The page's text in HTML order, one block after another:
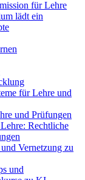
für Lehre
lädt ein
für Lehre und
und Prüfungen
Rechtliche
Vernetzung zu
und